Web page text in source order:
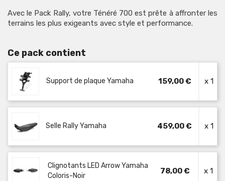
Avec le Pack Rally, votre Ténéré 700 est prête à affronter les
terrains les plus exigeants avec style et performance.
Ce pack contient
Support de plaque Yamaha 159,00 € x 1
Selle Rally Yamaha 459,00 € x 1
Clignotants LED Arrow Yamaha
Coloris-Noir
78,00 € x 1